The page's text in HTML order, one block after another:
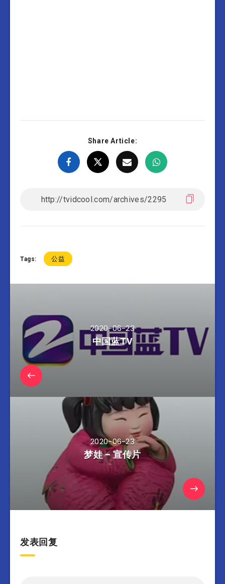
Share Article:
Tags: 公益
2020-06-23
中国蓝TV
2020-06-23
梦娃 – 宣传片
发表回复